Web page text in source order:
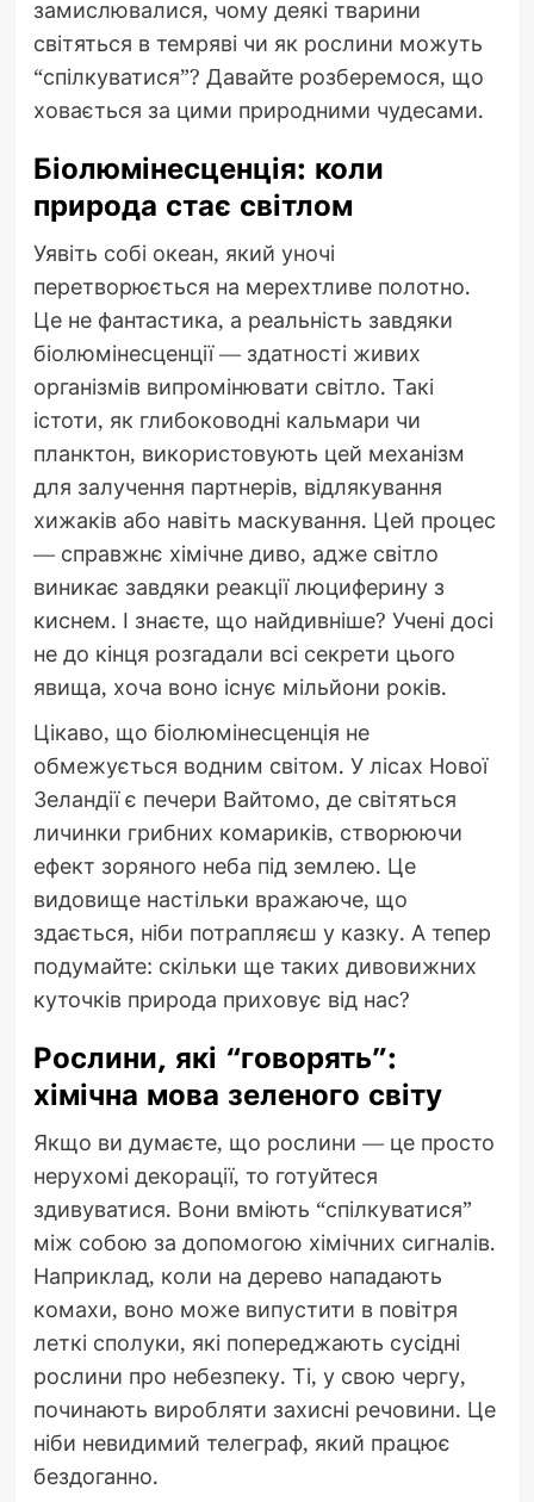
замислювалися, чому деякі тварини
світяться в темряві чи як рослини можуть
“спілкуватися”? Давайте розберемося, що
ховається за цими природними чудесами.
Біолюмінесценція: коли
природа стає світлом
Уявіть собі океан, який уночі
перетворюється на мерехтливе полотно.
Це не фантастика, а реальність завдяки
біолюмінесценції — здатності живих
організмів випромінювати світло. Такі
істоти, як глибоководні кальмари чи
планктон, використовують цей механізм
для залучення партнерів, відлякування
хижаків або навіть маскування. Цей процес
— справжнє хімічне диво, адже світло
виникає завдяки реакції люциферину з
киснем. І знаєте, що найдивніше? Учені досі
не до кінця розгадали всі секрети цього
явища, хоча воно існує мільйони років.
Цікаво, що біолюмінесценція не
обмежується водним світом. У лісах Нової
Зеландії є печери Вайтомо, де світяться
личинки грибних комариків, створюючи
ефект зоряного неба під землею. Це
видовище настільки вражаюче, що
здається, ніби потрапляєш у казку. А тепер
подумайте: скільки ще таких дивовижних
куточків природа приховує від нас?
Рослини, які “говорять”:
хімічна мова зеленого світу
Якщо ви думаєте, що рослини — це просто
нерухомі декорації, то готуйтеся
здивуватися. Вони вміють “спілкуватися”
між собою за допомогою хімічних сигналів.
Наприклад, коли на дерево нападають
комахи, воно може випустити в повітря
леткі сполуки, які попереджають сусідні
рослини про небезпеку. Ті, у свою чергу,
починають виробляти захисні речовини. Це
ніби невидимий телеграф, який працює
бездоганно.